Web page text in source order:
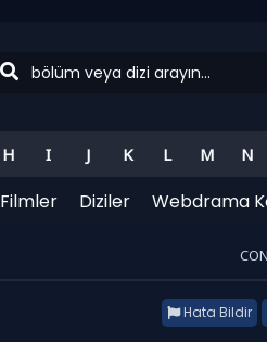
H I J K L M N
Filmler Diziler Webdrama
Hata Bildir